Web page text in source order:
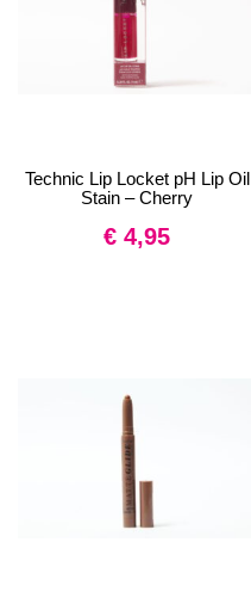
Technic Lip Locket pH Lip Oil
Stain – Cherry
€ 4,95